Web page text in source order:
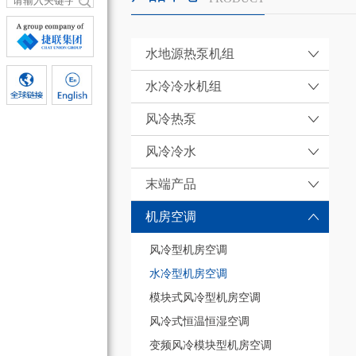
水地源热泵机组
水冷冷水机组
风冷热泵
风冷冷水
末端产品
机房空调
风冷型机房空调
水冷型机房空调
模块式风冷型机房空调
风冷式恒温恒湿空调
变频风冷模块型机房空调